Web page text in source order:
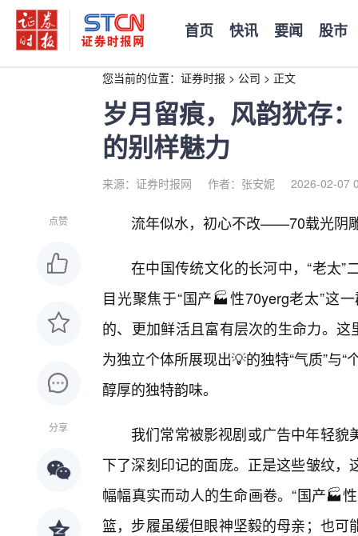
首页 快讯 要闻 股市
您当前的位置： 证券时报 > 公司 > 正文
岁月留痕，风韵犹存
的别样魅力
来源：证券时报网 作者：张安妮 2026-02-07
点赞
分享
流年似水，初心不改——70载光阴
在中国传统文化的长河中，“老太
目光聚焦于“国产🏭性70yerg老太”这
的、更加鲜活且富有层次的生命力。
为独立个体所展现出💡的独特“气质”与
醇厚的独特韵味。
我们常常被影视剧或广告中年轻
下了深刻印记的面庞。正是这些皱纹
幅幅真实而动人的生命画卷。“国产🏭
篮，步履虽缓但眼神坚毅的母亲；也